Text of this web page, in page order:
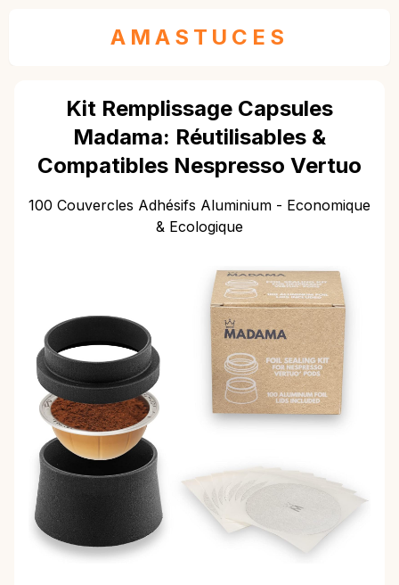
AMASTUCES
Kit Remplissage Capsules
Madama: Réutilisables &
Compatibles Nespresso Vertuo
100 Couvercles Adhésifs Aluminium - Economique
& Ecologique